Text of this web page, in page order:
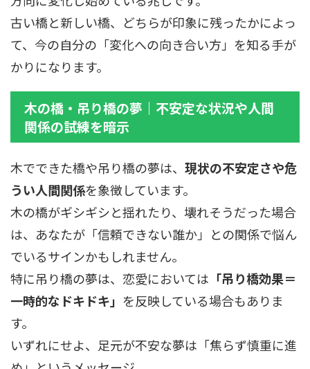
古い橋と新しい橋、どちらが印象に残ったかによっ
て、今の自分の「変化への向き合い方」を知る手が
かりになります。
木の橋・吊り橋の夢｜不安定な状況や人間
関係の試練を暗示
木でできた橋や吊り橋の夢は、 現状の不安定さや危
うい人間関係を象徴しています。
木の橋がギシギシと揺れたり、壊れそうだった場合
は、あなたが「信頼できない誰か」との関係で悩ん
でいるサインかもしれません。
特に吊り橋の夢は、恋愛においては 「吊り橋効果＝
一時的なドキドキ」 を反映している場合もありま
す。
いずれにせよ、足元が不安な夢は「焦らず慎重に進